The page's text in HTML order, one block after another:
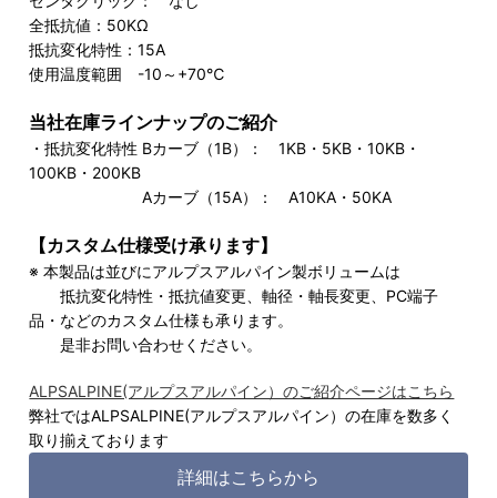
全抵抗値：50KΩ
抵抗変化特性：15A
使用温度範囲 -10～+70℃
当社在庫ラインナップのご紹介
・抵抗変化特性 Bカーブ（1B）： 1KB・5KB・10KB・
100KB・200KB
Aカーブ（15A）： A10KA・50KA
【カスタム仕様受け承ります】
※ 本製品は並びにアルプスアルパイン製ボリュームは
抵抗変化特性・抵抗値変更、軸径・軸長変更、PC端子
品・などのカスタム仕様も承ります。
是非お問い合わせください。
ALPSALPINE(アルプスアルパイン）のご紹介ページはこちら
弊社ではALPSALPINE(アルプスアルパイン）の在庫を数多く
取り揃えております
詳細はこちらから